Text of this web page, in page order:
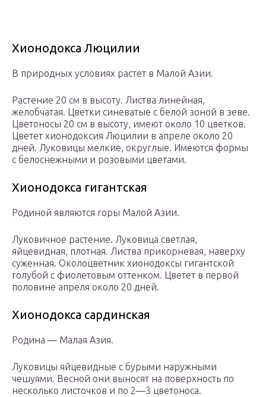
Хионодокса Люцилии
В природных условиях растет в Малой Азии.
Растение 20 см в высоту. Листва линейная,
желобчатая. Цветки синеватые с белой зоной в зеве.
Цветоносы 20 см в высоту, имеют около 10 цветков.
Цветет хионодоксия Люцилии в апреле около 20
дней. Луковицы мелкие, округлые. Имеются формы
с белоснежными и розовыми цветами.
Хионодокса гигантская
Родиной являются горы Малой Азии.
Луковичное растение. Луковица светлая,
яйцевидная, плотная. Листва прикорневая, наверху
суженная. Околоцветник хионодоксы гигантской
голубой с фиолетовым оттенком. Цветет в первой
половине апреля около 20 дней.
Хионодокса сардинская
Родина — Малая Азия.
Луковицы яйцевидные с бурыми наружными
чешуями. Весной они выносят на поверхность по
несколько листочков и по 2—3 цветоноса.